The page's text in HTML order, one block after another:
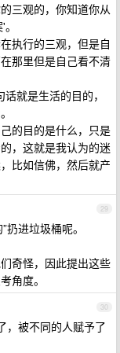
三观的，你知道你从
执行的三观，但是自
那里但是自己看不清
就是生活的目的，
的目的是什么，只是
，这就是我认为的迷
比如信佛，然后就产
29
扔进垃圾桶呢。
奇怪，因此提出这些
角度。
30
，被不同的人赋予了